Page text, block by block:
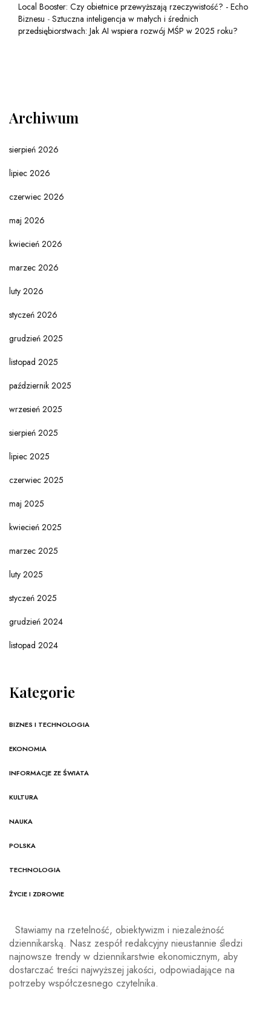
Local Booster: Czy obietnice przewyższają rzeczywistość? - Echo
Biznesu - Sztuczna inteligencja w małych i średnich
przedsiębiorstwach: Jak AI wspiera rozwój MŚP w 2025 roku?
Archiwum
sierpień 2026
lipiec 2026
czerwiec 2026
maj 2026
kwiecień 2026
marzec 2026
luty 2026
styczeń 2026
grudzień 2025
listopad 2025
październik 2025
wrzesień 2025
sierpień 2025
lipiec 2025
czerwiec 2025
maj 2025
kwiecień 2025
marzec 2025
luty 2025
styczeń 2025
grudzień 2024
listopad 2024
Kategorie
BIZNES I TECHNOLOGIA
EKONOMIA
INFORMACJE ZE ŚWIATA
KULTURA
NAUKA
POLSKA
TECHNOLOGIA
ŻYCIE I ZDROWIE
Stawiamy na rzetelność, obiektywizm i niezależność
dziennikarską. Nasz zespół redakcyjny nieustannie śledzi
najnowsze trendy w dziennikarstwie ekonomicznym, aby
dostarczać treści najwyższej jakości, odpowiadające na
potrzeby współczesnego czytelnika.